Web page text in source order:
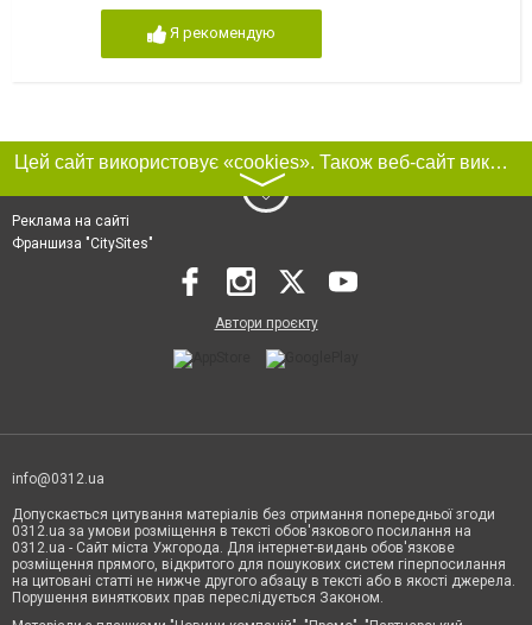
Я рекомендую
Цей сайт використовує «cookies». Також веб-сайт використовує інтернет-сервіс для збору технічних даних стосовно відвідувачів з метою отримання маркетингової та статистичної інформації. Умови обробки даних відвідувачів сайту див.
〉
Реклама на сайті
Франшиза "CitySites"
Автори проєкту
info@0312.ua
Допускається цитування матеріалів без отримання попередньої згоди
0312.ua за умови розміщення в тексті обов'язкового посилання на
0312.ua - Сайт міста Ужгорода. Для інтернет-видань обов'язкове
розміщення прямого, відкритого для пошукових систем гіперпосилання
на цитовані статті не нижче другого абзацу в тексті або в якості джерела.
Порушення виняткових прав переслідується Законом.